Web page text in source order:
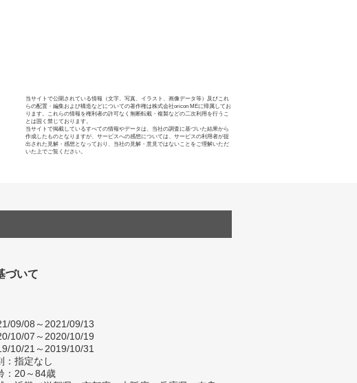
当サイトで公開されている情報（文字、写真、イラスト、画像データ等）及びこれ
らの配置・編集および構造などについての著作権は株式会社oricon MEに帰属してお
ります。これらの情報を権利者の許可なく無断転載・複製などの二次利用を行うこ
とは固く禁じております。
当サイトで掲載しているすべての情報やデータは、当社の調査に基づいた結果から
作成したものとなりますが、サービスへの感想については、サービスの利用者が提
出された見解・感想となっており、当社の見解・意見ではないことをご理解いただ
いた上でご覧ください。
づいて
09/08～2021/09/13
10/07～2020/10/19
10/21～2019/10/31
：指定なし
：20～84歳